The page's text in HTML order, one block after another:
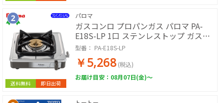
送料無料 即日出荷
パロマ
ガスコンロ プロパンガス パロマ PA-
E18S-LP 1口 ステンレストップ ガスホ
ースなし 据置型 小型コンロ 日本製 ガ
スホース別売
型番： PA-E18S-LP
￥5,268 (税込)
お届け目安：08月07日(金)～